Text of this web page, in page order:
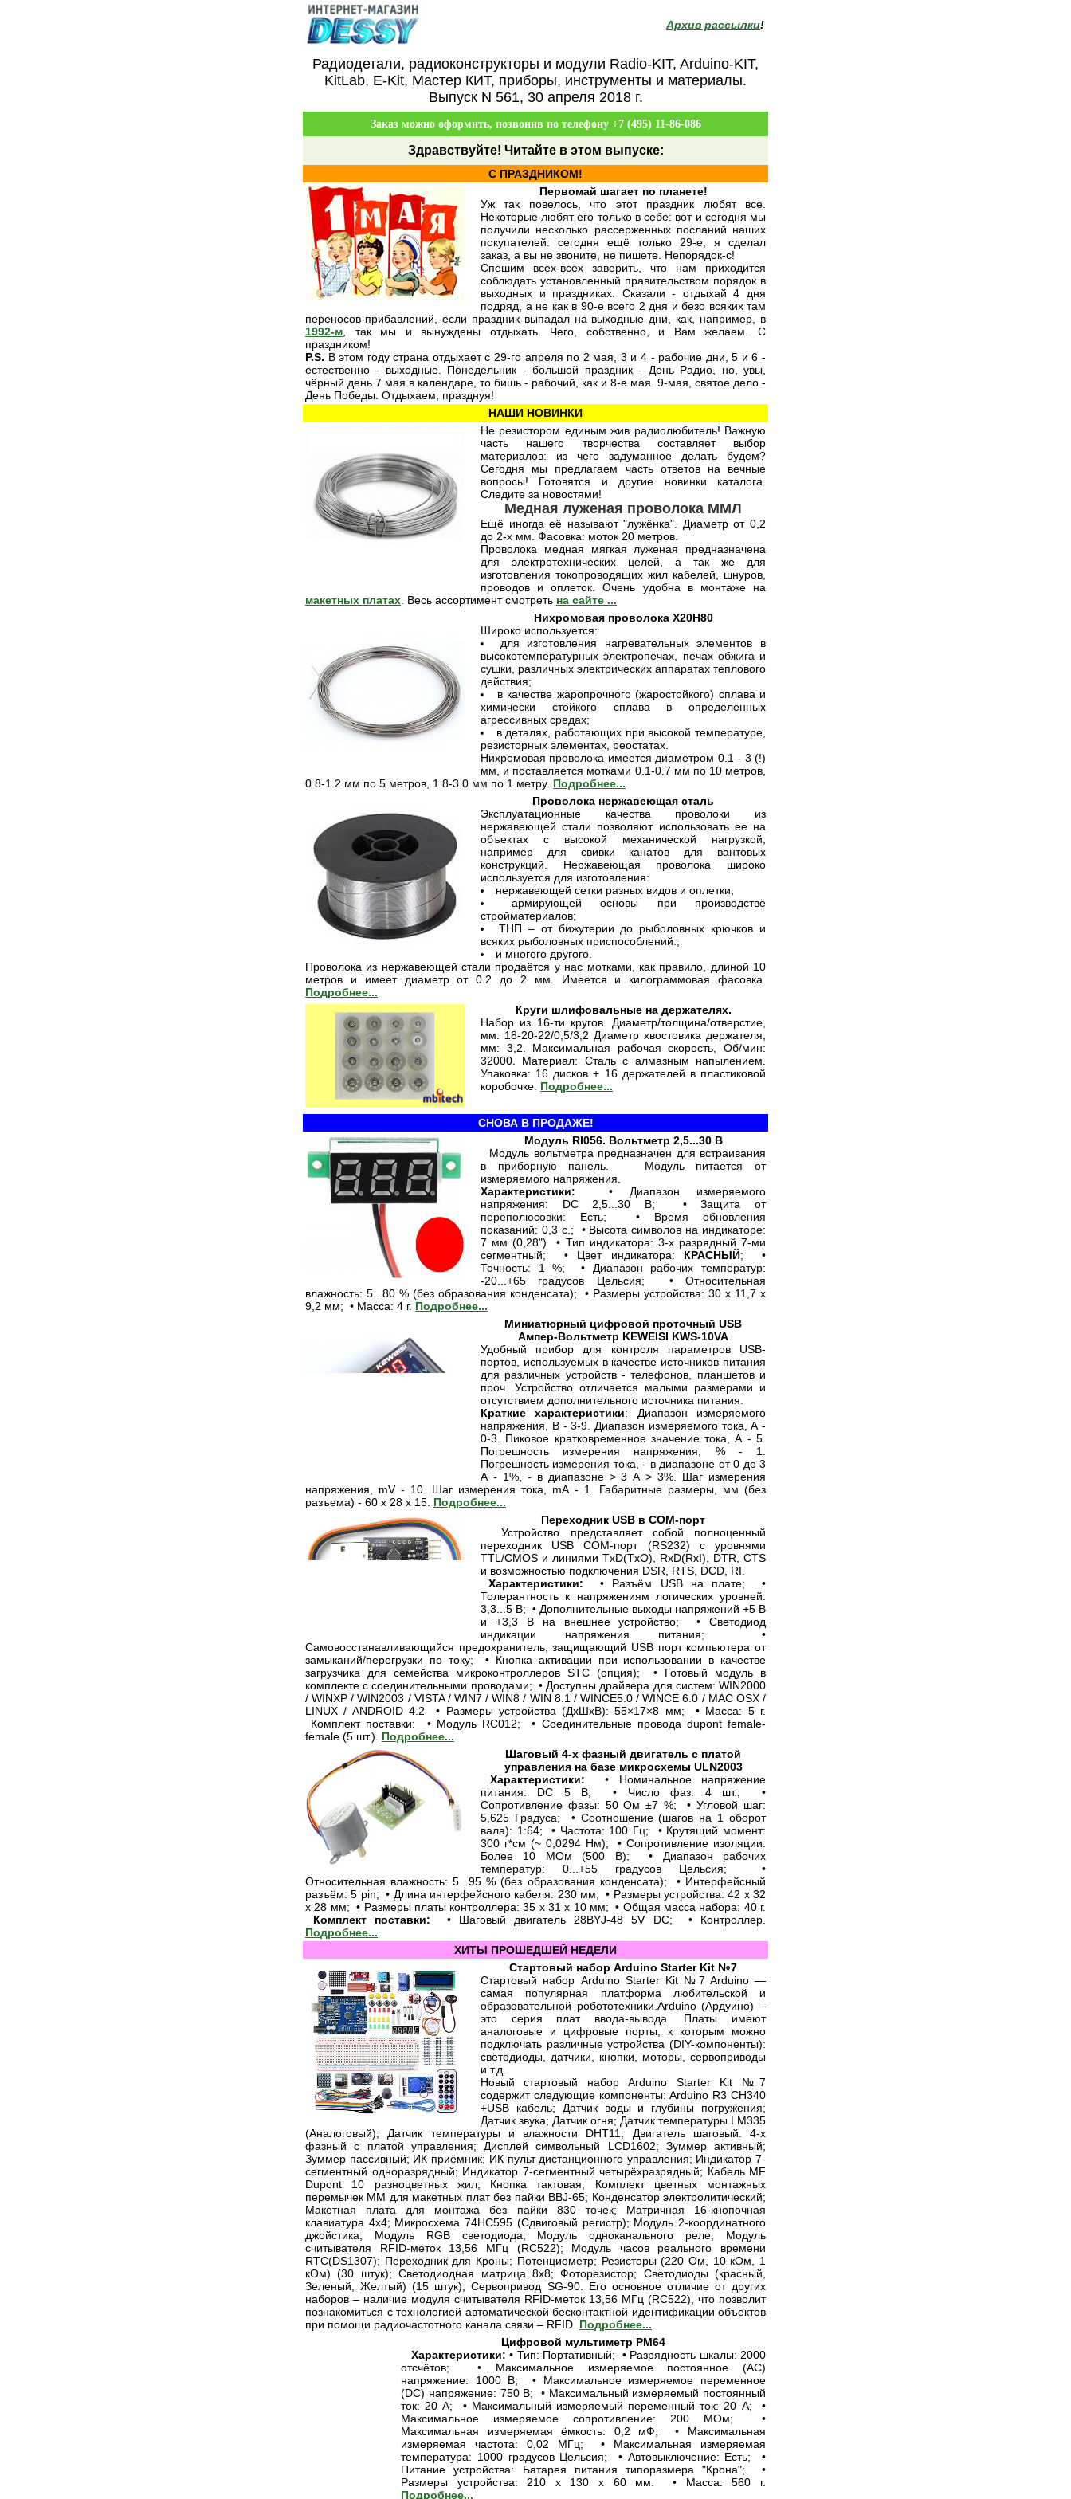
Архив рассылки!
Радиодетали, радиоконструкторы и модули Radio-KIT, Arduino-KIT,
KitLab, E-Kit, Мастер КИТ, приборы, инструменты и материалы.
Выпуск N 561, 30 апреля 2018 г.
Заказ можно оформить, позвонив по телефону +7 (495) 11-86-086
Здравствуйте! Читайте в этом выпуске:
С ПРАЗДНИКОМ!
Первомай шагает по планете!
Уж так повелось, что этот праздник любят все.
Некоторые любят его только в себе: вот и сегодня мы
получили несколько рассерженных посланий наших
покупателей: сегодня ещё только 29-е, я сделал
заказ, а вы не звоните, не пишете. Непорядок-с!
Спешим всех-всех заверить, что нам приходится
соблюдать установленный правительством порядок в
выходных и праздниках. Сказали - отдыхай 4 дня
подряд, а не как в 90-е всего 2 дня и безо всяких там
переносов-прибавлений, если праздник выпадал на выходные дни, как, например, в
1992-м , так мы и вынуждены отдыхать. Чего, собственно, и Вам желаем. С
праздником!
P.S. В этом году страна отдыхает с 29-го апреля по 2 мая, 3 и 4 - рабочие дни, 5 и 6 -
естественно - выходные. Понедельник - большой праздник - День Радио, но, увы,
чёрный день 7 мая в календаре, то бишь - рабочий, как и 8-е мая. 9-мая, святое дело -
День Победы. Отдыхаем, празднуя!
НАШИ НОВИНКИ
Не резистором единым жив радиолюбитель! Важную
часть нашего творчества составляет выбор
материалов: из чего задуманное делать будем?
Сегодня мы предлагаем часть ответов на вечные
вопросы! Готовятся и другие новинки каталога.
Следите за новостями!
Медная луженая проволока ММЛ
Ещё иногда её называют "лужёнка". Диаметр от 0,2
до 2-х мм. Фасовка: моток 20 метров.
Проволока медная мягкая луженая предназначена
для электротехнических целей, а так же для
изготовления токопроводящих жил кабелей, шнуров,
проводов и оплеток. Очень удобна в монтаже на
макетных платах . Весь ассортимент смотреть на сайте ...
Нихромовая проволока Х20Н80
Широко используется:
для изготовления нагревательных элементов в
высокотемпературных электропечах, печах обжига и
сушки, различных электрических аппаратах теплового
действия;
в качестве жаропрочного (жаростойкого) сплава и
химически стойкого сплава в определенных
агрессивных средах;
в деталях, работающих при высокой температуре,
резисторных элементах, реостатах.
Нихромовая проволока имеется диаметром 0.1 - 3 (!)
мм, и поставляется мотками 0.1-0.7 мм по 10 метров,
0.8-1.2 мм по 5 метров, 1.8-3.0 мм по 1 метру. Подробнее...
Проволока нержавеющая сталь
Эксплуатационные качества проволоки из
нержавеющей стали позволяют использовать ее на
объектах с высокой механической нагрузкой,
например для свивки канатов для вантовых
конструкций. Нержавеющая проволока широко
используется для изготовления:
нержавеющей сетки разных видов и оплетки;
армирующей основы при производстве
стройматериалов;
ТНП – от бижутерии до рыболовных крючков и
всяких рыболовных приспособлений.;
и многого другого.
Проволока из нержавеющей стали продаётся у нас мотками, как правило, длиной 10
метров и имеет диаметр от 0.2 до 2 мм. Имеется и килограммовая фасовка.
Подробнее...
Круги шлифовальные на держателях.
Набор из 16-ти кругов. Диаметр/толщина/отверстие,
мм: 18-20-22/0,5/3,2 Диаметр хвостовика держателя,
мм: 3,2. Максимальная рабочая скорость, Об/мин:
32000. Материал: Сталь с алмазным напылением.
Упаковка: 16 дисков + 16 держателей в пластиковой
коробочке. Подробнее...
СНОВА В ПРОДАЖЕ!
Модуль RI056. Вольтметр 2,5...30 В
Модуль вольтметра предназначен для встраивания
в приборную панель. Модуль питается от
измеряемого напряжения.
Характеристики: • Диапазон измеряемого
напряжения: DC 2,5...30 В; • Защита от
переполюсовки: Есть; • Время обновления
показаний: 0,3 с.; • Высота символов на индикаторе:
7 мм (0,28") • Тип индикатора: 3-х разрядный 7-ми
сегментный; • Цвет индикатора: КРАСНЫЙ; •
Точность: 1 %; • Диапазон рабочих температур:
-20...+65 градусов Цельсия; • Относительная
влажность: 5...80 % (без образования конденсата); • Размеры устройства: 30 x 11,7 x
9,2 мм; • Масса: 4 г. Подробнее...
Миниатюрный цифровой проточный USB
Ампер-Вольтметр KEWEISI KWS-10VA
Удобный прибор для контроля параметров USB-
портов, используемых в качестве источников питания
для различных устройств - телефонов, планшетов и
проч. Устройство отличается малыми размерами и
отсутствием дополнительного источника питания.
Краткие характеристики: Диапазон измеряемого
напряжения, В - 3-9. Диапазон измеряемого тока, А -
0-3. Пиковое кратковременное значение тока, А - 5.
Погрешность измерения напряжения, % - 1.
Погрешность измерения тока, - в диапазоне от 0 до 3
А - 1%, - в диапазоне > 3 А > 3%. Шаг измерения
напряжения, mV - 10. Шаг измерения тока, mА - 1. Габаритные размеры, мм (без
разъема) - 60 х 28 х 15. Подробнее...
Переходник USB в COM-порт
Устройство представляет собой полноценный
переходник USB COM-порт (RS232) с уровнями
TTL/CMOS и линиями TxD(TxO), RxD(RxI), DTR, CTS
и возможностью подключения DSR, RTS, DCD, RI.
Характеристики: • Разъём USB на плате; •
Толерантность к напряжениям логических уровней:
3,3...5 В; • Дополнительные выходы напряжений +5 В
и +3,3 В на внешнее устройство; • Светодиод
индикации напряжения питания; •
Самовосстанавливающийся предохранитель, защищающий USB порт компьютера от
замыканий/перегрузки по току; • Кнопка активации при использовании в качестве
загрузчика для семейства микроконтроллеров STC (опция); • Готовый модуль в
комплекте с соединительными проводами; • Доступны драйвера для систем: WIN2000
/ WINXP / WIN2003 / VISTA / WIN7 / WIN8 / WIN 8.1 / WINCE5.0 / WINCE 6.0 / MAC OSX /
LINUX / ANDROID 4.2 • Размеры устройства (ДхШхВ): 55×17×8 мм; • Масса: 5 г.
Комплект поставки: • Модуль RC012; • Соединительные провода dupont female-
female (5 шт.). Подробнее...
Шаговый 4-х фазный двигатель с платой
управления на базе микросхемы ULN2003
Характеристики: • Номинальное напряжение
питания: DC 5 В; • Число фаз: 4 шт.; •
Сопротивление фазы: 50 Ом ±7 %; • Угловой шаг:
5,625 Градуса; • Соотношение (шагов на 1 оборот
вала): 1:64; • Частота: 100 Гц; • Крутящий момент:
300 г*см (~ 0,0294 Нм); • Сопротивление изоляции:
Более 10 МОм (500 В); • Диапазон рабочих
температур: 0...+55 градусов Цельсия; •
Относительная влажность: 5...95 % (без образования конденсата); • Интерфейсный
разъём: 5 pin; • Длина интерфейсного кабеля: 230 мм; • Размеры устройства: 42 x 32
x 28 мм; • Размеры платы контроллера: 35 x 31 x 10 мм; • Общая масса набора: 40 г.
Комплект поставки: • Шаговый двигатель 28BYJ-48 5V DC; • Контроллер.
Подробнее...
ХИТЫ ПРОШЕДШЕЙ НЕДЕЛИ
Стартовый набор Arduino Starter Kit №7
Стартовый набор Arduino Starter Kit №7 Arduino —
самая популярная платформа любительской и
образовательной робототехники.Arduino (Ардуино) –
это серия плат ввода-вывода. Платы имеют
аналоговые и цифровые порты, к которым можно
подключать различные устройства (DIY-компоненты):
светодиоды, датчики, кнопки, моторы, сервоприводы
и т.д.
Новый стартовый набор Arduino Starter Kit №7
содержит следующие компоненты: Arduino R3 CH340
+USB кабель; Датчик воды и глубины погружения;
Датчик звука; Датчик огня; Датчик температуры LM335
(Аналоговый); Датчик температуры и влажности DHT11; Двигатель шаговый. 4-х
фазный с платой управления; Дисплей символьный LCD1602; Зуммер активный;
Зуммер пассивный; ИК-приёмник; ИК-пульт дистанционного управления; Индикатор 7-
сегментный одноразрядный; Индикатор 7-сегментный четырёхразрядный; Кабель MF
Dupont 10 разноцветных жил; Кнопка тактовая; Комплект цветных монтажных
перемычек MM для макетных плат без пайки BBJ-65; Конденсатор электролитический;
Макетная плата для монтажа без пайки 830 точек; Матричная 16-кнопочная
клавиатура 4х4; Микросхема 74HC595 (Сдвиговый регистр); Модуль 2-координатного
джойстика; Модуль RGB светодиода; Модуль одноканального реле; Модуль
считывателя RFID-меток 13,56 МГц (RC522); Модуль часов реального времени
RTC(DS1307); Переходник для Кроны; Потенциометр; Резисторы (220 Ом, 10 кОм, 1
кОм) (30 штук); Светодиодная матрица 8х8; Фоторезистор; Светодиоды (красный,
Зеленый, Желтый) (15 штук); Сервопривод SG-90. Его основное отличие от других
наборов – наличие модуля считывателя RFID-меток 13,56 МГц (RC522), что позволит
познакомиться с технологией автоматической бесконтактной идентификации объектов
при помощи радиочастотного канала связи – RFID. Подробнее...
Цифровой мультиметр PM64
Характеристики: • Тип: Портативный; • Разрядность шкалы: 2000
отсчётов; • Максимальное измеряемое постоянное (AC)
напряжение: 1000 В; • Максимальное измеряемое переменное
(DC) напряжение: 750 В; • Максимальный измеряемый постоянный
ток: 20 А; • Максимальный измеряемый переменный ток: 20 А; •
Максимальное измеряемое сопротивление: 200 МОм; •
Максимальная измеряемая ёмкость: 0,2 мФ; • Максимальная
измеряемая частота: 0,02 МГц; • Максимальная измеряемая
температура: 1000 градусов Цельсия; • Автовыключение: Есть; •
Питание устройства: Батарея питания типоразмера "Крона"; •
Размеры устройства: 210 x 130 x 60 мм. • Масса: 560 г.
Подробнее...